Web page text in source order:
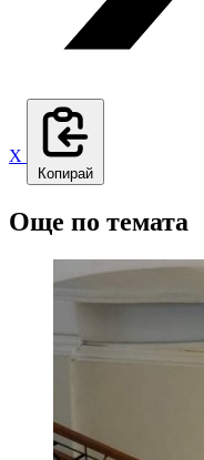
X
Копирай
Още по темата